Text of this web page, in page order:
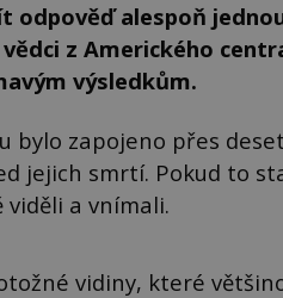
odpověď alespoň
z Amerického
výsledkům.
bylo zapojeno přes
jejich smrtí. Pokud to
viděli a vnímali.
vidiny, které